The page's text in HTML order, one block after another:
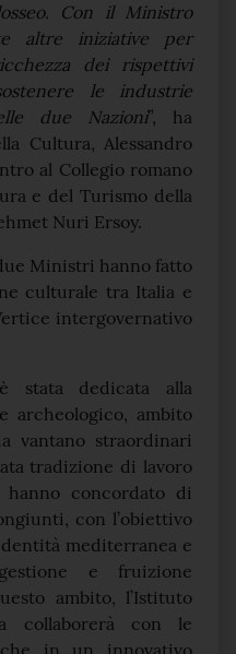
Con il Ministro
altre iniziative per
dei rispettivi
le industrie
due Nazioni”, ha
Cultura, Alessandro
al Collegio romano
e del Turismo della
Nuri Ersoy.
Ministri hanno fatto
culturale tra Italia e
intergovernativo
stata dedicata alla
archeologico, ambito
vantano straordinari
tradizione di lavoro
concordato di
con l’obiettivo
mediterranea e
e fruizione
ambito, l’Istituto
collaborerà con le
in un innovativo